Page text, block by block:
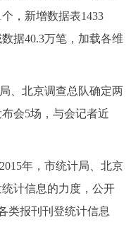
，新增数据表1433
据40.3万笔，加载各维
北京调查总队确定两
会5场，与会记者近
年，市统计局、北京
计信息的力度，公开
类报刊刊登统计信息